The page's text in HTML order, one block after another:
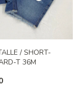
/ SHORT-
T 36M